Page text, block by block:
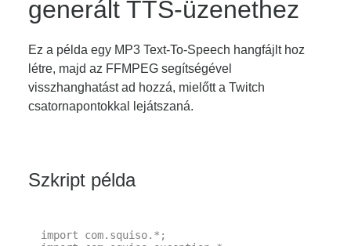
generált TTS-üzenethez
Ez a példa egy MP3 Text-To-Speech hangfájlt hoz
létre, majd az FFMPEG segítségével
visszhanghatást ad hozzá, mielőtt a Twitch
csatornapontokkal lejátszaná.
Szkript példa
import com.squiso.*;